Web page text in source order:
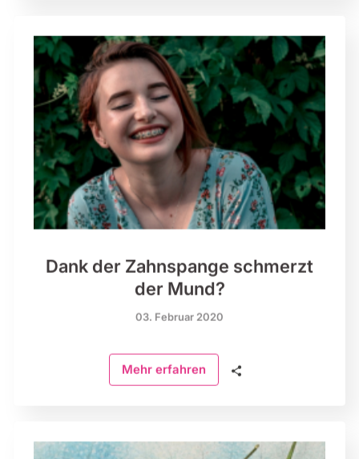
Dank der Zahnspange schmerzt
der Mund?
03. Februar 2020
Mehr erfahren 🗣